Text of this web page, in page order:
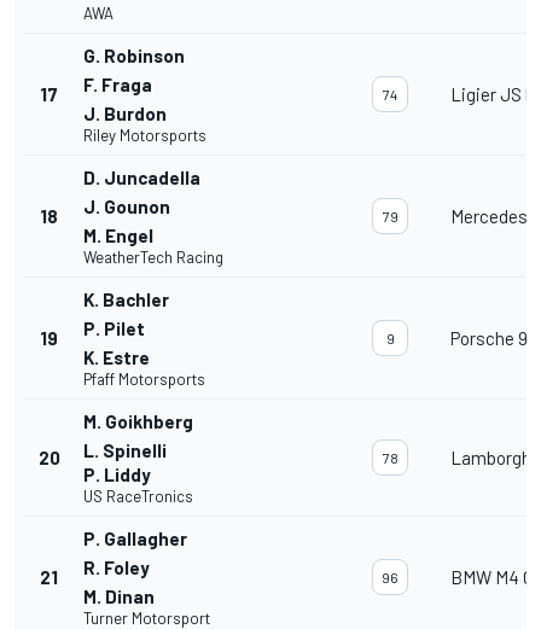
AWA
17
G. Robinson
F. Fraga
J. Burdon
Riley Motorsports
74 Ligier JS
18
D. Juncadella
J. Gounon
M. Engel
WeatherTech Racing
79 Mercedes
19
K. Bachler
P. Pilet
K. Estre
Pfaff Motorsports
9 Porsche
20
M. Goikhberg
L. Spinelli
P. Liddy
US RaceTronics
78
21
P. Gallagher
R. Foley
M. Dinan
Turner Motorsport
96 BMW M4